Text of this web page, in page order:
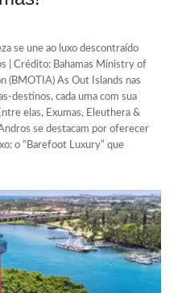
se une ao luxo descontraído
| Crédito: Bahamas Ministry of
(BMOTIA) As Out Islands nas
destinos, cada uma com sua
elas, Exumas, Eleuthera &
se destacam por oferecer
o “Barefoot Luxury” que